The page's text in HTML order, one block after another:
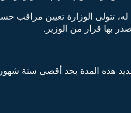
والقوانين المعدلة له، تتولى الوزارة
بها قرار من الوزير.
هذه المدة بحد أقصى ستة